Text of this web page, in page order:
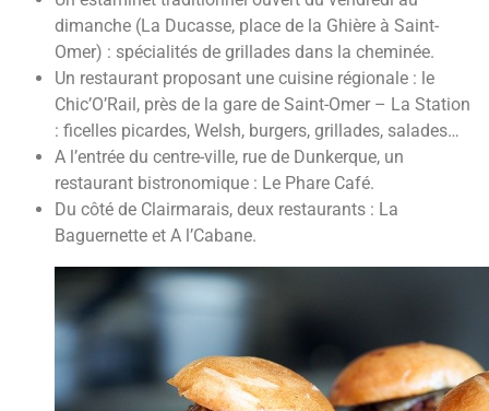
dimanche (La Ducasse, place de la Ghière à Saint-
Omer) : spécialités de grillades dans la cheminée.
Un restaurant proposant une cuisine régionale : le
Chic’O’Rail, près de la gare de Saint-Omer – La Station
: ficelles picardes, Welsh, burgers, grillades, salades…
A l’entrée du centre-ville, rue de Dunkerque, un
restaurant bistronomique : Le Phare Café.
Du côté de Clairmarais, deux restaurants : La
Baguernette et A l’Cabane.